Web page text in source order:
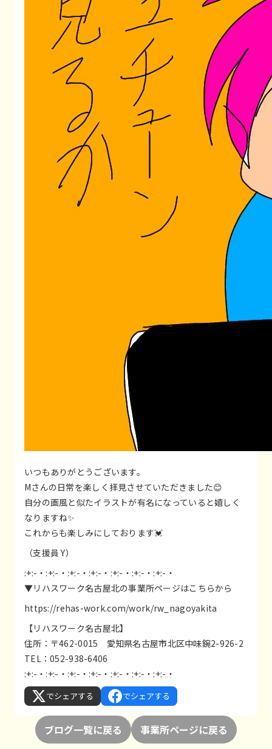
いつもありがとうございます。
Mさんの日常を楽しく拝見させていただきました😊
自分の画風と似たイラストが有名になっていると嬉しく
なりますね✨
これからも楽しみにしております💓
（支援員 Y）
:+:-・:+:-・:+:-・:+:-・:+:-・:+:-・:+:-・
▼リハスワーク名古屋北の事業所ページはこちらから
https://rehas-work.com/work/rw_nagoyakita
【リハスワーク名古屋北】
住所：〒462-0015 愛知県名古屋市北区中味鋺2-926-2
TEL：052-938-6406
:+:-・:+:-・:+:-・:+:-・:+:-・:+:-・:+:-・
でシェアする でシェアする
ブログ一覧に戻る 事業所ページに戻る